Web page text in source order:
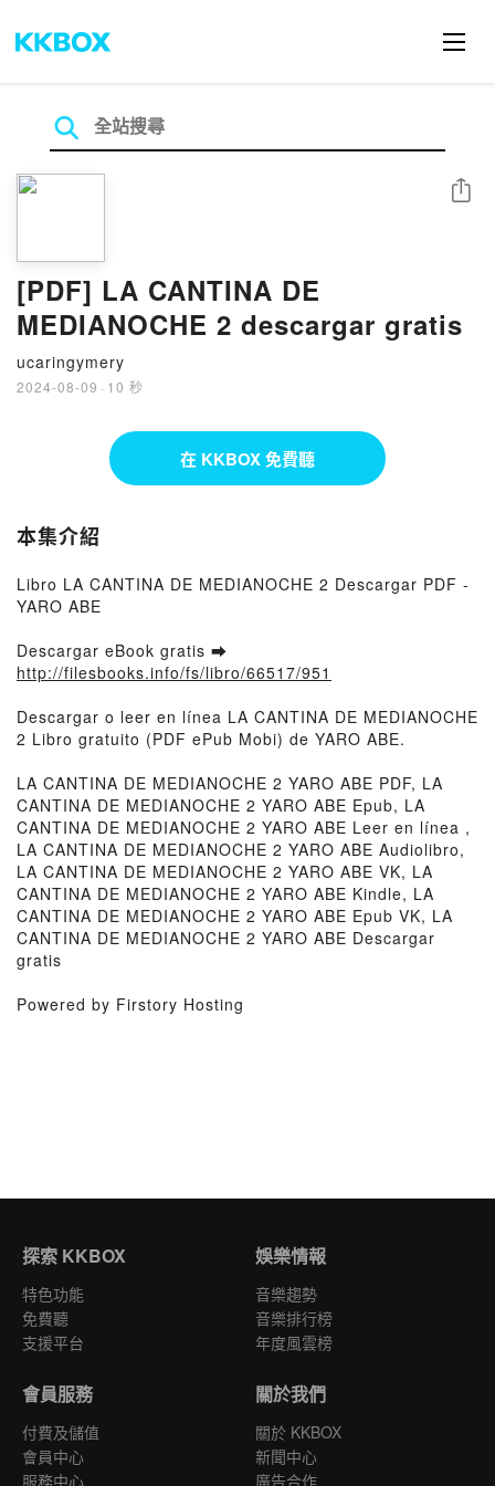
[PDF] LA CANTINA DE
MEDIANOCHE 2 descargar gratis
ucaringymery
2024-08-09 · 10 秒
分享
在 KKBOX 免費聽
本集介紹
Libro LA CANTINA DE MEDIANOCHE 2 Descargar PDF -
YARO ABE
Descargar eBook gratis ➡
http://filesbooks.info/fs/libro/66517/951
Descargar o leer en línea LA CANTINA DE MEDIANOCHE
2 Libro gratuito (PDF ePub Mobi) de YARO ABE.
LA CANTINA DE MEDIANOCHE 2 YARO ABE PDF, LA
CANTINA DE MEDIANOCHE 2 YARO ABE Epub, LA
CANTINA DE MEDIANOCHE 2 YARO ABE Leer en línea ,
LA CANTINA DE MEDIANOCHE 2 YARO ABE Audiolibro,
LA CANTINA DE MEDIANOCHE 2 YARO ABE VK, LA
CANTINA DE MEDIANOCHE 2 YARO ABE Kindle, LA
CANTINA DE MEDIANOCHE 2 YARO ABE Epub VK, LA
CANTINA DE MEDIANOCHE 2 YARO ABE Descargar
gratis
Powered by Firstory Hosting
探索 KKBOX
特色功能
免費聽
支援平台
娛樂情報
音樂趨勢
音樂排行榜
年度風雲榜
會員服務
付費及儲值
會員中心
服務中心
關於我們
關於 KKBOX
新聞中心
廣告合作